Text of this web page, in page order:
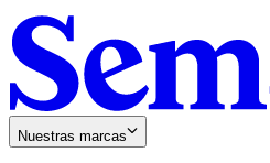
Nuestras marcas